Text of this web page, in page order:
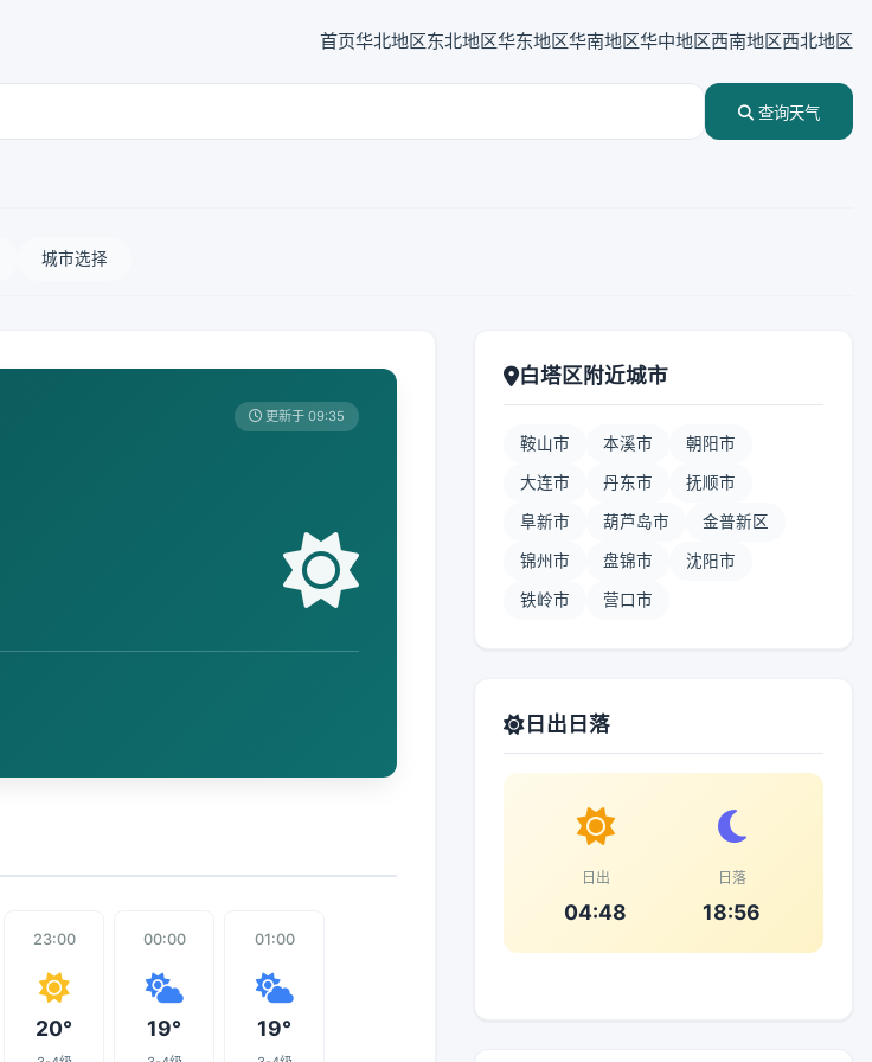
首页华北地区东北地区华东地区华南地区华中地区西南地区西北地区
查询天气
城市选择
更新于 09:35
23:00
20°
00:00
19°
01:00
19°
白塔区附近城市
鞍山市 本溪市 朝阳市
大连市 丹东市 抚顺市
阜新市 葫芦岛市 金普新区
锦州市 盘锦市 沈阳市
铁岭市 营口市
日出日落
日出
04:48
日落
18:56